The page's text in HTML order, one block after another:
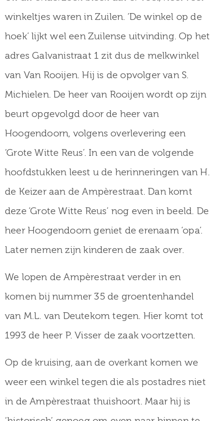
winkeltjes waren in Zuilen. ‘De winkel op de
hoek’ lijkt wel een Zuilense uitvinding. Op het
adres Galvanistraat 1 zit dus de melkwinkel
van Van Rooijen. Hij is de opvolger van S.
Michielen. De heer van Rooijen wordt op zijn
beurt opgevolgd door de heer van
Hoogendoorn, volgens overlevering een
‘Grote Witte Reus’. In een van de volgende
hoofdstukken leest u de herinneringen van H.
de Keizer aan de Ampèrestraat. Dan komt
deze ‘Grote Witte Reus’ nog even in beeld. De
heer Hoogendoorn geniet de erenaam ‘opa’.
Later nemen zijn kinderen de zaak over.
We lopen de Ampèrestraat verder in en
komen bij nummer 35 de groentenhandel
van M.L. van Deutekom tegen. Hier komt tot
1993 de heer P. Visser de zaak voortzetten.
Op de kruising, aan de overkant komen we
weer een winkel tegen die als postadres niet
in de Ampèrestraat thuishoort. Maar hij is